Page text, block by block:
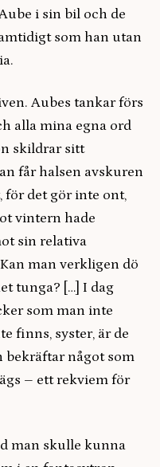
i sin bil och de
som han utan
Aubes tankar förs
alla mina egna ord
skildrar sitt
får halsen avskuren
för det gör inte ont,
vintern hade
sin relativa
man verkligen dö
tunga? […] I dag
som man inte
finns, syster, är de
bekräftar något som
– ett rekviem för
man skulle kunna